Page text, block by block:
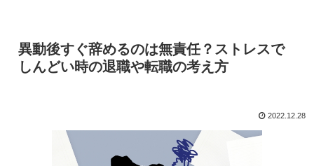
異動後すぐ辞めるのは無責任？ストレスで
しんどい時の退職や転職の考え方
2022.12.28